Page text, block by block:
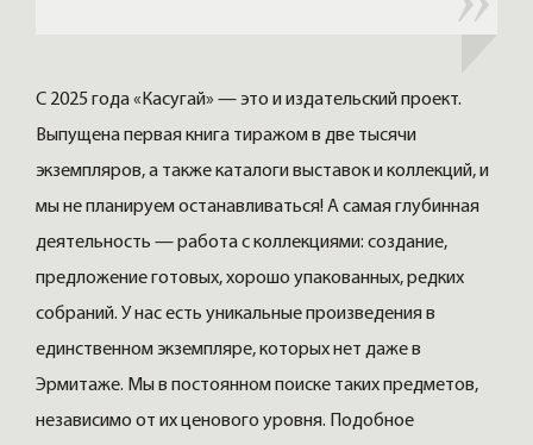
С 2025 года «Касугай» — это и издательский проект.
Выпущена первая книга тиражом в две тысячи
экземпляров, а также каталоги выставок и коллекций, и
мы не планируем останавливаться! А самая глубинная
деятельность — работа с коллекциями: создание,
предложение готовых, хорошо упакованных, редких
собраний. У нас есть уникальные произведения в
единственном экземпляре, которых нет даже в
Эрмитаже. Мы в постоянном поиске таких предметов,
независимо от их ценового уровня. Подобное